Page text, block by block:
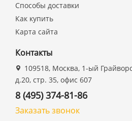
Способы доставки
Как купить
Карта сайта
Контакты
109518, Москва, 1-ый
д.20, стр. 35, офис 607
8 (495) 374-81-86
Заказать звонок